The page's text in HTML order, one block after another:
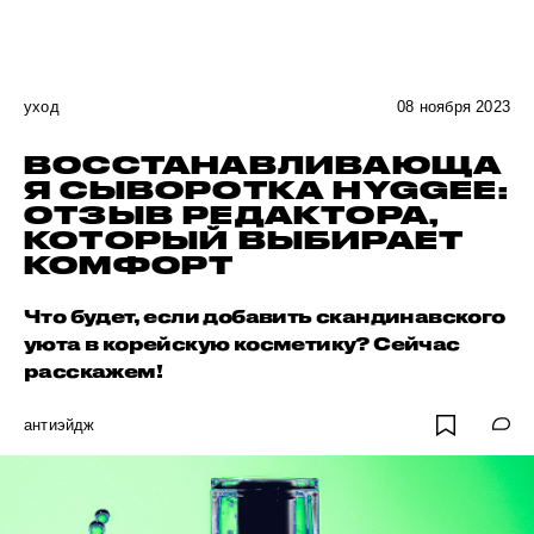
уход 08 ноября 2023
ВОССТАНАВЛИВАЮЩА
Я СЫВОРОТКА HYGGEE:
ОТЗЫВ РЕДАКТОРА,
КОТОРЫЙ ВЫБИРАЕТ
КОМФОРТ
Что будет, если добавить скандинавского
уюта в корейскую косметику? Сейчас
расскажем!
антиэйдж